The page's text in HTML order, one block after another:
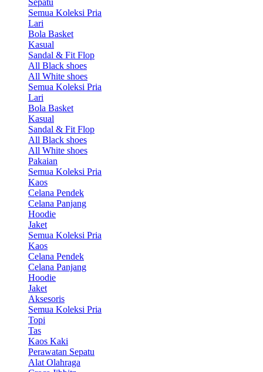
Semua Koleksi Pria
Lari
Bola Basket
Kasual
Sandal & Fit Flop
All Black shoes
All White shoes
Semua Koleksi Pria
Lari
Bola Basket
Kasual
Sandal & Fit Flop
All Black shoes
All White shoes
Pakaian
Semua Koleksi Pria
Kaos
Celana Pendek
Celana Panjang
Hoodie
Jaket
Semua Koleksi Pria
Kaos
Celana Pendek
Celana Panjang
Hoodie
Jaket
Aksesoris
Semua Koleksi Pria
Topi
Tas
Kaos Kaki
Perawatan Sepatu
Alat Olahraga